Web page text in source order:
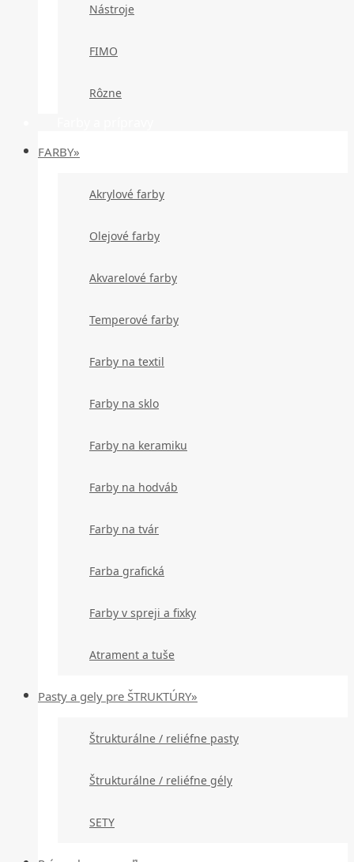
Nástroje
FIMO
Rôzne
FARBY»
Akrylové farby
Olejové farby
Akvarelové farby
Temperové farby
Farby na textil
Farby na sklo
Farby na keramiku
Farby na hodváb
Farby na tvár
Farba grafická
Farby v spreji a fixky
Atrament a tuše
Pasty a gely pre ŠTRUKTÚRY»
Štrukturálne / reliéfne pasty
Štrukturálne / reliéfne gély
SETY